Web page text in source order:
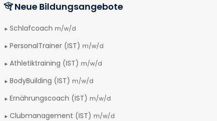
Neue Bildungsangebote
Schlafcoach m/w/d
PersonalTrainer (IST) m/w/d
Athletiktraining (IST) m/w/d
BodyBuilding (IST) m/w/d
Ernährungscoach (IST) m/w/d
Clubmanagement (IST) m/w/d